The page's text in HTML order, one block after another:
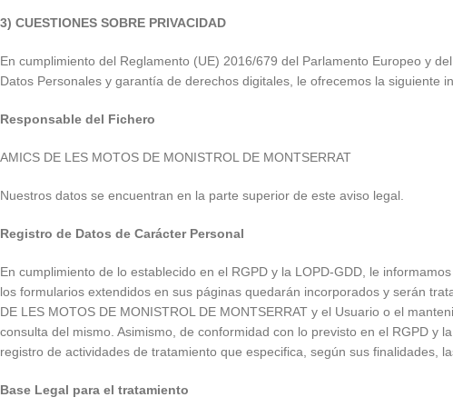
3) CUESTIONES SOBRE PRIVACIDAD
En cumplimiento del Reglamento (UE) 2016/679 del Parlamento Europeo y
Datos Personales y garantía de derechos digitales, le ofrecemos la
Responsable del Fichero
AMICS DE LES MOTOS DE MONISTROL DE MONTSERRAT
Nuestros datos se encuentran en la parte superior de este aviso legal.
Registro de Datos de Carácter Personal
En cumplimiento de lo establecido en el RGPD y la LOPD-GDD, le
los formularios extendidos en sus páginas quedarán incorporados y serán
DE LES MOTOS DE MONISTROL DE MONTSERRAT y el Usuario o el
consulta del mismo. Asimismo, de conformidad con lo previsto en el RGPD y
registro de actividades de tratamiento que especifica, según sus finalidades,
Base Legal para el tratamiento